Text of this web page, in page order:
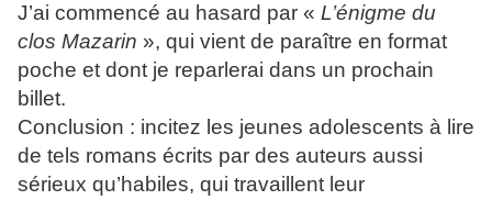
J’ai commencé au hasard par « L’énigme du
clos Mazarin », qui vient de paraître en format
poche et dont je reparlerai dans un prochain
billet.
Conclusion : incitez les jeunes adolescents à lire
de tels romans écrits par des auteurs aussi
sérieux qu’habiles, qui travaillent leur